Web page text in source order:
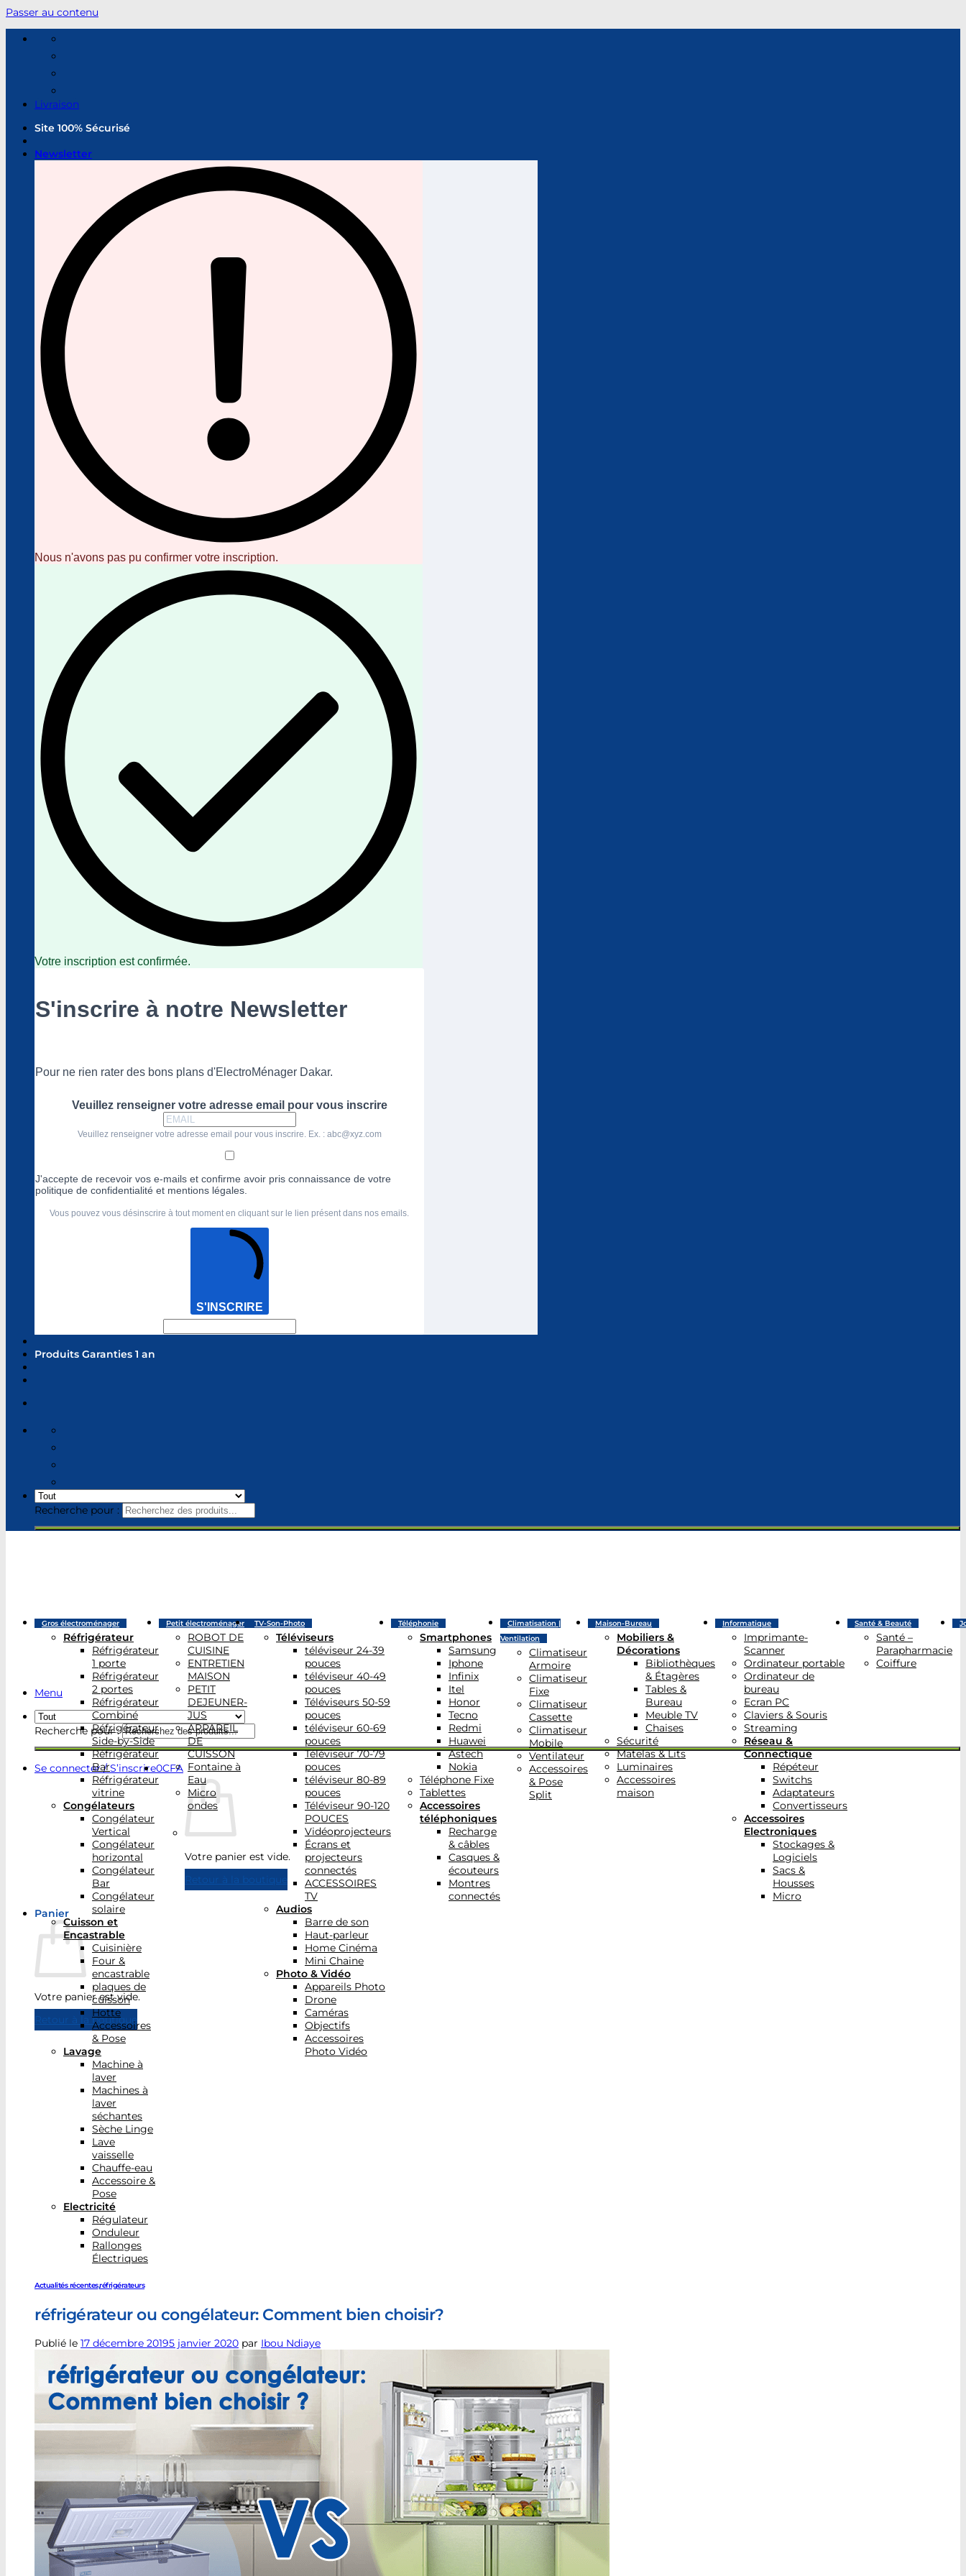
Passer au contenu
Livraison
Site 100% Sécurisé
Newsletter
Nous n'avons pas pu confirmer votre inscription.
Votre inscription est confirmée.
S'inscrire à notre Newsletter
Pour ne rien rater des bons plans d'ElectroMénager Dakar.
Veuillez renseigner votre adresse email pour vous inscrire
Veuillez renseigner votre adresse email pour vous inscrire. Ex. : abc@xyz.com
J'accepte de recevoir vos e-mails et confirme avoir pris connaissance de votre
politique de confidentialité et mentions légales.
Vous pouvez vous désinscrire à tout moment en cliquant sur le lien présent dans nos emails.
S'INSCRIRE
Produits Garanties 1 an
Recherche pour :
Menu
Recherche pour :
Se connecter / S’inscrire0CFA
Votre panier est vide.
Retour à la boutique
Panier
Votre panier est vide.
Retour à la boutique
Gros électroménager
Réfrigérateur
Réfrigérateur
1 porte
Réfrigérateur
2 portes
Réfrigérateur
Combiné
Réfrigérateur
Side-by-Side
Réfrigérateur
Bar
Réfrigérateur
vitrine
Congélateurs
Congélateur
Vertical
Congélateur
horizontal
Congélateur
Bar
Congélateur
solaire
Cuisson et
Encastrable
Cuisinière
Four &
encastrable
plaques de
cuisson
Hotte
Accessoires
& Pose
Lavage
Machine à
laver
Machines à
laver
séchantes
Sèche Linge
Lave
vaisselle
Chauffe-eau
Accessoire &
Pose
Electricité
Régulateur
Onduleur
Rallonges
Électriques
Petit électroménager
ROBOT DE
CUISINE
ENTRETIEN
MAISON
PETIT
DEJEUNER-
JUS
APPAREIL
DE
CUISSON
Fontaine à
Eau
Micro
ondes
TV-Son-Photo
Téléviseurs
téléviseur 24-39
pouces
téléviseur 40-49
pouces
Téléviseurs 50-59
pouces
téléviseur 60-69
pouces
Téléviseur 70-79
pouces
téléviseur 80-89
pouces
Téléviseur 90-120
POUCES
Vidéoprojecteurs
Écrans et
projecteurs
connectés
ACCESSOIRES
TV
Audios
Barre de son
Haut-parleur
Home Cinéma
Mini Chaine
Photo & Vidéo
Appareils Photo
Drone
Caméras
Objectifs
Accessoires
Photo Vidéo
Téléphonie
Smartphones
Samsung
Iphone
Infinix
Itel
Honor
Tecno
Redmi
Huawei
Astech
Nokia
Téléphone Fixe
Tablettes
Accessoires
téléphoniques
Recharge
& câbles
Casques &
écouteurs
Montres
connectés
Climatisation |
Ventilation
Climatiseur
Armoire
Climatiseur
Fixe
Climatiseur
Cassette
Climatiseur
Mobile
Ventilateur
Accessoires
& Pose
Split
Maison-Bureau
Mobiliers &
Décorations
Bibliothèques
& Étagères
Tables &
Bureau
Meuble TV
Chaises
Sécurité
Matelas & Lits
Luminaires
Accessoires
maison
Informatique
Imprimante-
Scanner
Ordinateur portable
Ordinateur de
bureau
Ecran PC
Claviers & Souris
Streaming
Réseau &
Connectique
Répéteur
Switchs
Adaptateurs
Convertisseurs
Accessoires
Electroniques
Stockages &
Logiciels
Sacs &
Housses
Micro
Santé & Beauté
Santé –
Parapharmacie
Coiffure
Actualités récentes,réfrigérateurs
réfrigérateur ou congélateur: Comment bien choisir?
Publié le 17 décembre 20195 janvier 2020 par Ibou Ndiaye